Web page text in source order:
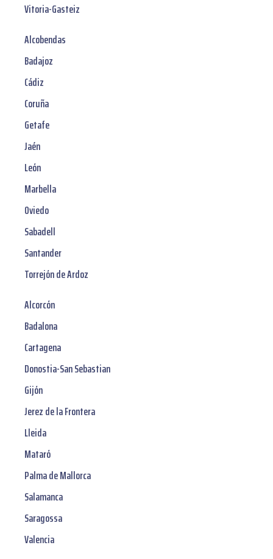
Vitoria-Gasteiz
Alcobendas
Badajoz
Cádiz
Coruña
Getafe
Jaén
León
Marbella
Oviedo
Sabadell
Santander
Torrejón de Ardoz
Alcorcón
Badalona
Cartagena
Donostia-San Sebastian
Gijón
Jerez de la Frontera
Lleida
Mataró
Palma de Mallorca
Salamanca
Saragossa
Valencia